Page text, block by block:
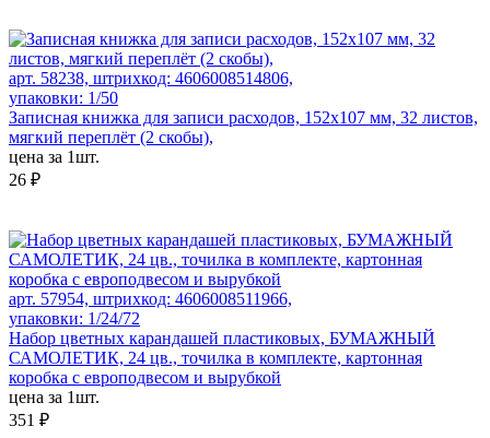
арт. 58238, штрихкод: 4606008514806,
упаковки: 1/50
Записная книжка для записи расходов, 152х107 мм, 32 листов,
мягкий переплёт (2 скобы),
цена за 1шт.
26 ₽
арт. 57954, штрихкод: 4606008511966,
упаковки: 1/24/72
Набор цветных карандашей пластиковых, БУМАЖНЫЙ
САМОЛЕТИК, 24 цв., точилка в комплекте, картонная
коробка с европодвесом и вырубкой
цена за 1шт.
351 ₽